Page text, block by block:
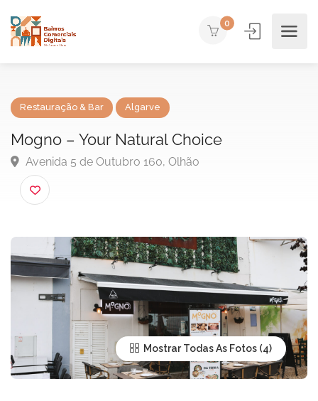
0
Restauração & Bar Algarve
Mogno – Your Natural Choice
Avenida 5 de Outubro 160, Olhão
Mostrar Todas As Fotos